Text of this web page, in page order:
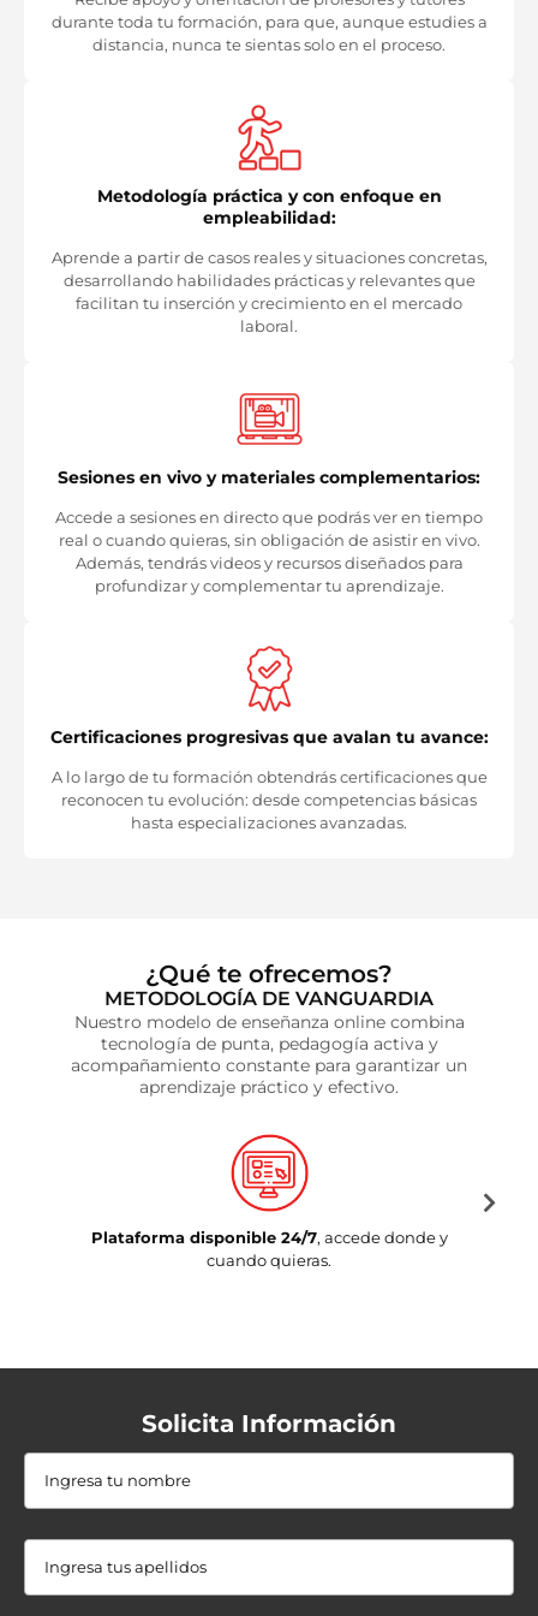
durante toda tu formación, para que, aunque estudies a
distancia, nunca te sientas solo en el proceso.
Metodología práctica y con enfoque en
empleabilidad:
Aprende a partir de casos reales y situaciones concretas,
desarrollando habilidades prácticas y relevantes que
facilitan tu inserción y crecimiento en el mercado
laboral.
Sesiones en vivo y materiales complementarios:
Accede a sesiones en directo que podrás ver en tiempo
real o cuando quieras, sin obligación de asistir en vivo.
Además, tendrás videos y recursos diseñados para
profundizar y complementar tu aprendizaje.
Certificaciones progresivas que avalan tu avance:
A lo largo de tu formación obtendrás certificaciones que
reconocen tu evolución: desde competencias básicas
hasta especializaciones avanzadas.
¿Qué te ofrecemos?
METODOLOGÍA DE VANGUARDIA
Nuestro modelo de enseñanza online combina
tecnología de punta, pedagogía activa y
acompañamiento constante para garantizar un
aprendizaje práctico y efectivo.
Plataforma disponible 24/7, accede donde y
cuando quieras.
Solicita Información